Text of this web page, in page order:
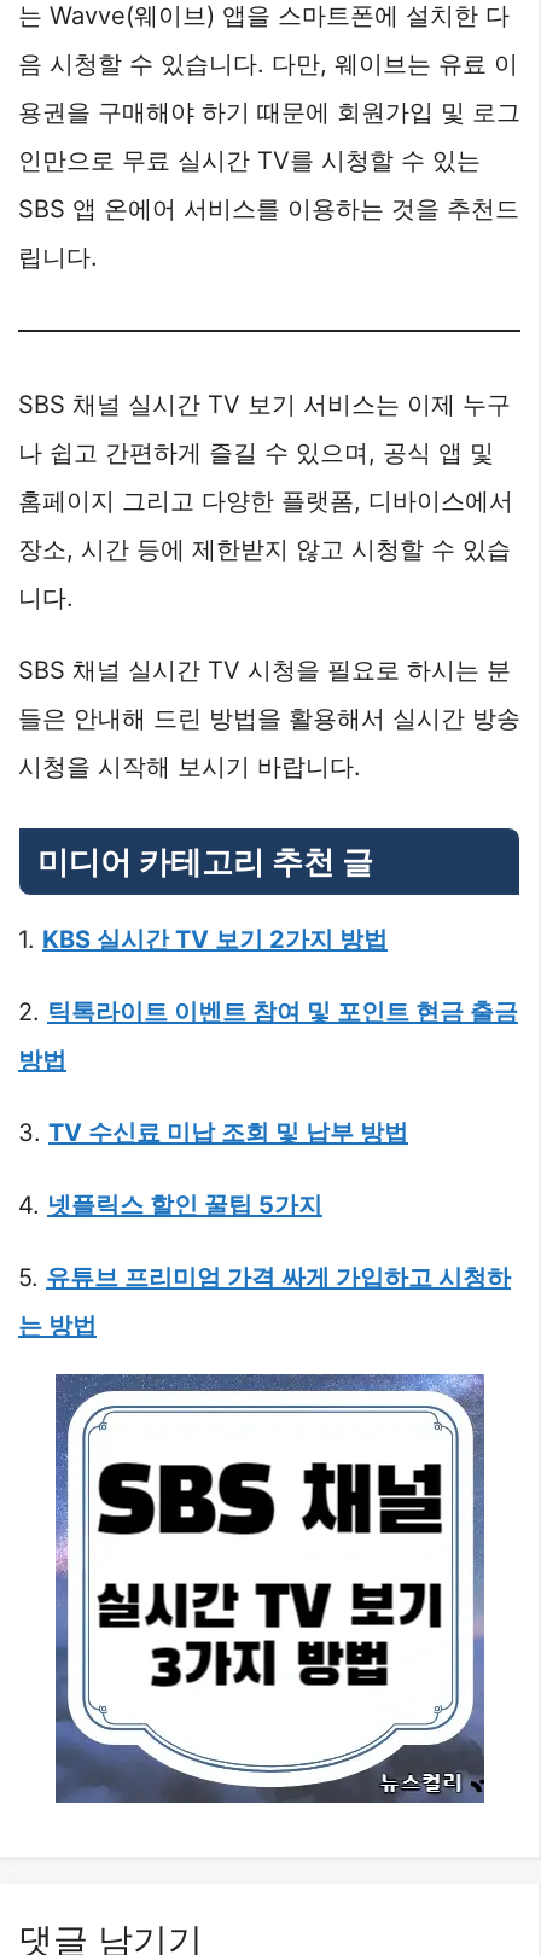
는 Wavve(웨이브) 앱을 스마트폰에 설치한 다
음 시청할 수 있습니다. 다만, 웨이브는 유료 이
용권을 구매해야 하기 때문에 회원가입 및 로그
인만으로 무료 실시간 TV를 시청할 수 있는
SBS 앱 온에어 서비스를 이용하는 것을 추천드
립니다.
SBS 채널 실시간 TV 보기 서비스는 이제 누구
나 쉽고 간편하게 즐길 수 있으며, 공식 앱 및
홈페이지 그리고 다양한 플랫폼, 디바이스에서
장소, 시간 등에 제한받지 않고 시청할 수 있습
니다.
SBS 채널 실시간 TV 시청을 필요로 하시는 분
들은 안내해 드린 방법을 활용해서 실시간 방송
시청을 시작해 보시기 바랍니다.
미디어 카테고리 추천 글
1. KBS 실시간 TV 보기 2가지 방법
2. 틱톡라이트 이벤트 참여 및 포인트 현금 출금
방법
3. TV 수신료 미납 조회 및 납부 방법
4. 넷플릭스 할인 꿀팁 5가지
5. 유튜브 프리미엄 가격 싸게 가입하고 시청하
는 방법
댓글 남기기